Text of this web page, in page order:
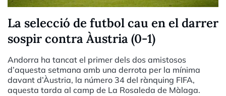
La selecció de futbol cau en el darrer
sospir contra Àustria (0-1)
Andorra ha tancat el primer dels dos amistosos
d’aquesta setmana amb una derrota per la mínima
davant d’Àustria, la número 34 del rànquing FIFA,
aquesta tarda al camp de La Rosaleda de Màlaga.